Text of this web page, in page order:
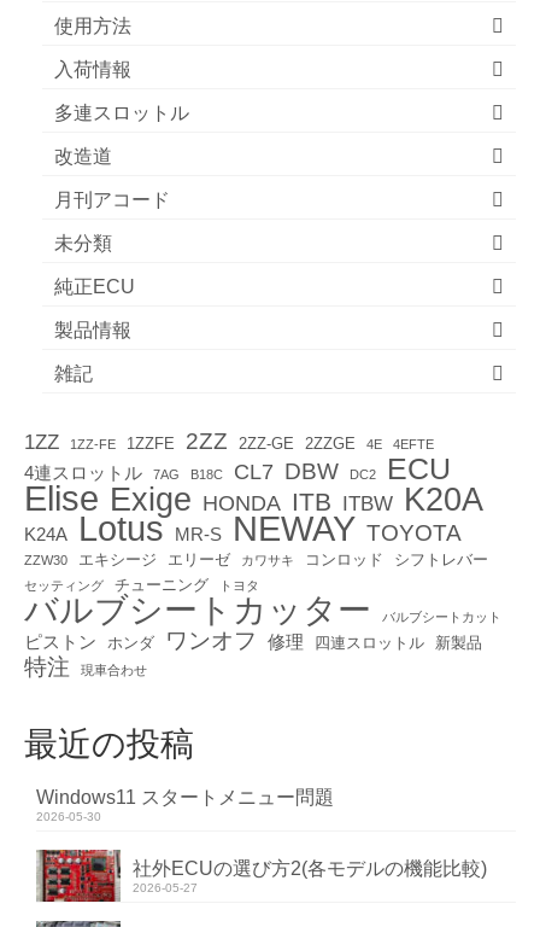
使用方法
入荷情報
多連スロットル
改造道
月刊アコード
未分類
純正ECU
製品情報
雑記
1ZZ 1ZZ-FE 1ZZFE 2ZZ 2ZZ-GE 2ZZGE 4E 4EFTE
4連スロットル 7AG B18C CL7 DBW DC2 ECU
Elise Exige HONDA ITB ITBW K20A
K24A Lotus MR-S NEWAY TOYOTA
ZZW30 エキシージ エリーゼ カワサキ コンロッド シフトレバー
セッティング チューニング トヨタ
バルブシートカッター バルブシートカット
ピストン ホンダ ワンオフ 修理 四連スロットル 新製品
特注 現車合わせ
最近の投稿
Windows11 スタートメニュー問題
2026-05-30
社外ECUの選び方2(各モデルの機能比較)
2026-05-27